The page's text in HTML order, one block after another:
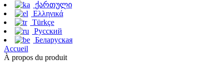
ქართული
Ελληνικά
Türkçe
Русский
Беларуская
Accueil
À propos du produit